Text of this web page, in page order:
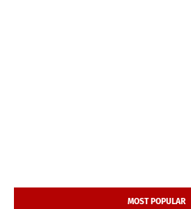
MOST POPULAR